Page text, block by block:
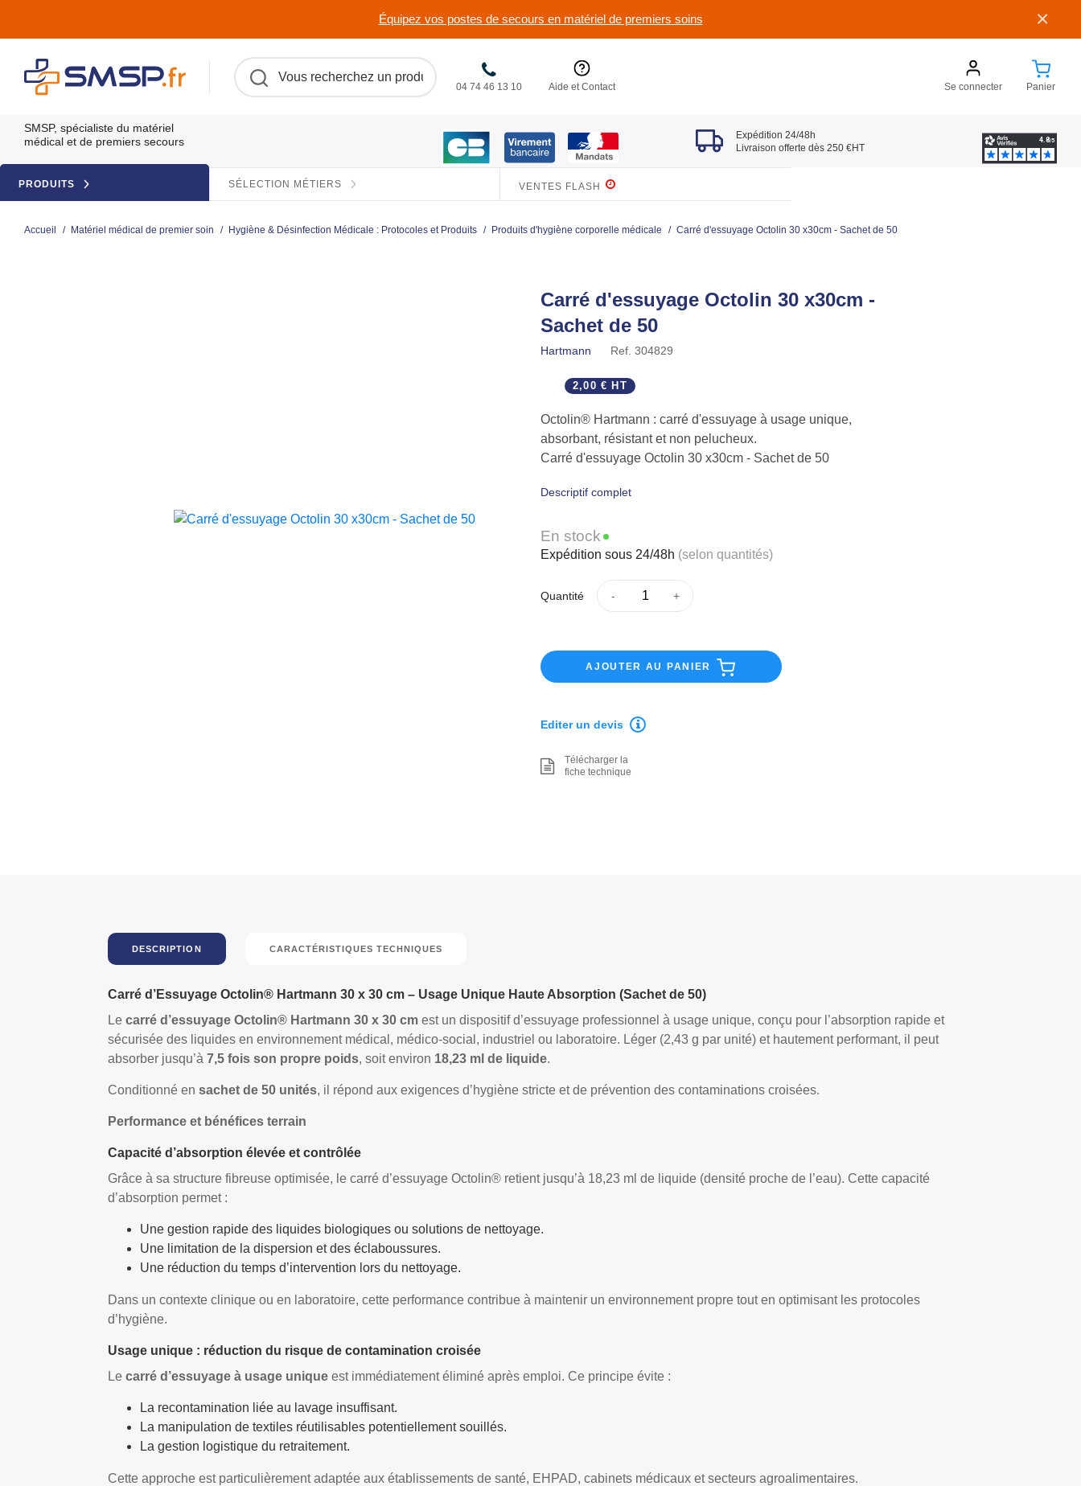
Équipez vos postes de secours en matériel de premiers soins ×
04 74 46 13 10 Aide et Contact Se connecter Panier
SMSP, spécialiste du matériel
médical et de premiers secours
Expédition 24/48h
Livraison offerte dès 250 €HT
PRODUITS SÉLECTION MÉTIERS VENTES FLASH
Accueil / Matériel médical de premier soin / Hygiène & Désinfection Médicale : Protocoles et Produits / Produits d'hygiène corporelle médicale / Carré d'essuyage Octolin 30 x30cm - Sachet de 50
Carré d'essuyage Octolin 30 x30cm -
Sachet de 50
Hartmann Ref. 304829
2,00 € HT
Octolin® Hartmann : carré d'essuyage à usage unique,
absorbant, résistant et non pelucheux.
Carré d'essuyage Octolin 30 x30cm - Sachet de 50
Descriptif complet
En stock
Expédition sous 24/48h (selon quantités)
Quantité
AJOUTER AU PANIER
Editer un devis
Télécharger la
fiche technique
DESCRIPTION CARACTÉRISTIQUES TECHNIQUES
Carré d’Essuyage Octolin® Hartmann 30 x 30 cm – Usage Unique Haute Absorption (Sachet de 50)
Lecarré d’essuyage Octolin® Hartmann 30 x 30 cm est un dispositif d’essuyage professionnel à usage unique, conçu pour l’absorption rapide et
sécurisée des liquides en environnement médical, médico-social, industriel ou laboratoire. Léger (2,43 g par unité) et hautement performant, il peut
absorber jusqu’à7,5 fois son propre poids, soit environ 18,23 ml de liquide.
Conditionné ensachet de 50 unités, il répond aux exigences d’hygiène stricte et de prévention des contaminations croisées.
Performance et bénéfices terrain
Capacité d’absorption élevée et contrôlée
Grâce à sa structure fibreuse optimisée, le carré d’essuyage Octolin® retient jusqu’à 18,23 ml de liquide (densité proche de l’eau). Cette capacité
d’absorption permet :
Une gestion rapide des liquides biologiques ou solutions de nettoyage.
Une limitation de la dispersion et des éclaboussures.
Une réduction du temps d’intervention lors du nettoyage.
Dans un contexte clinique ou en laboratoire, cette performance contribue à maintenir un environnement propre tout en optimisant les protocoles
d’hygiène.
Usage unique : réduction du risque de contamination croisée
Lecarré d’essuyage à usage unique est immédiatement éliminé après emploi. Ce principe évite :
La recontamination liée au lavage insuffisant.
La manipulation de textiles réutilisables potentiellement souillés.
La gestion logistique du retraitement.
Cette approche est particulièrement adaptée aux établissements de santé, EHPAD, cabinets médicaux et secteurs agroalimentaires.